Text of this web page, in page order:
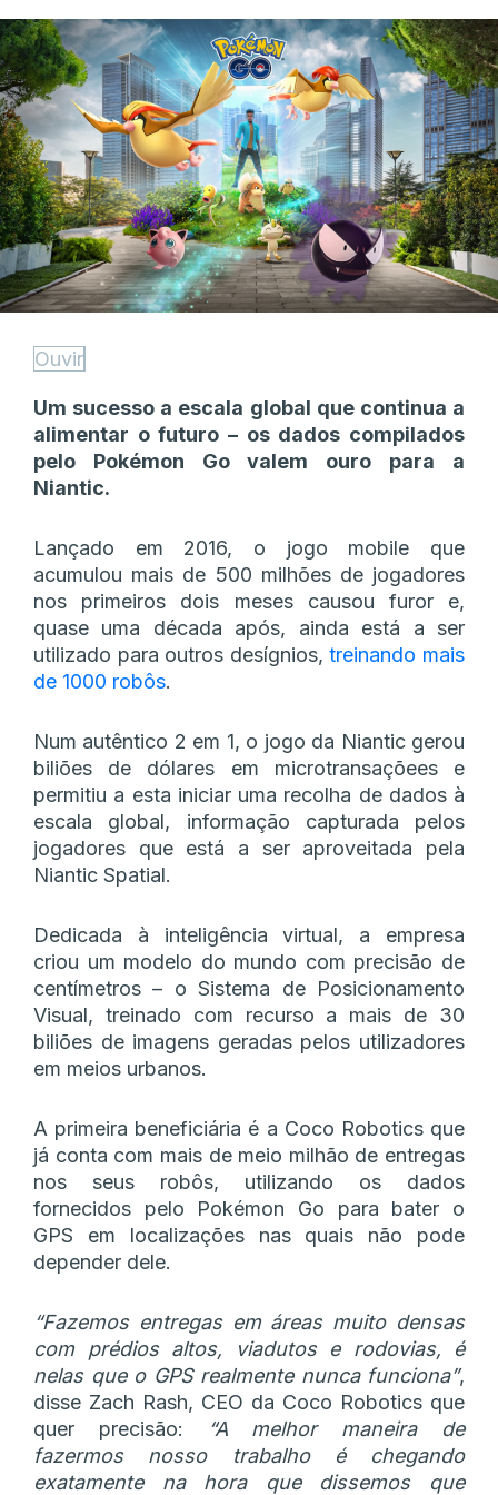
Ouvir
Um sucesso a escala global que continua a
alimentar o futuro – os dados compilados
pelo Pokémon Go valem ouro para a
Niantic.
Lançado em 2016, o jogo mobile que
acumulou mais de 500 milhões de jogadores
nos primeiros dois meses causou furor e,
quase uma década após, ainda está a ser
utilizado para outros desígnios,treinando mais
de 1000 robôs.
Num autêntico 2 em 1, o jogo da Niantic gerou
biliões de dólares em microtransaçõees e
permitiu a esta iniciar uma recolha de dados à
escala global, informação capturada pelos
jogadores que está a ser aproveitada pela
Niantic Spatial.
Dedicada à inteligência virtual, a empresa
criou um modelo do mundo com precisão de
centímetros – o Sistema de Posicionamento
Visual, treinado com recurso a mais de 30
biliões de imagens geradas pelos utilizadores
em meios urbanos.
A primeira beneficiária é a Coco Robotics que
já conta com mais de meio milhão de entregas
nos seus robôs, utilizando os dados
fornecidos pelo Pokémon Go para bater o
GPS em localizações nas quais não pode
depender dele.
“Fazemos entregas em áreas muito densas
com prédios altos, viadutos e rodovias, é
nelas que o GPS realmente nunca funciona”,
disse Zach Rash, CEO da Coco Robotics que
quer precisão:
“A melhor maneira de
fazermos nosso trabalho é chegando
exatamente na hora que dissemos que